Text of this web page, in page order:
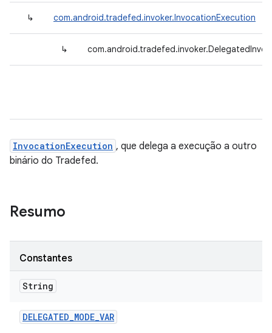
↳ com.android.tradefed.invoker.InvocationExecution
↳
InvocationExecution , que delega a execução a outro
binário do Tradefed.
Resumo
Constantes
String
DELEGATED_MODE_VAR